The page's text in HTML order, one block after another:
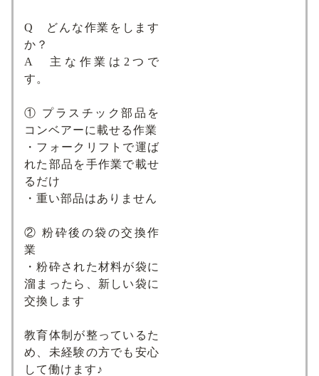
Q どんな作業をします
か？
A 主な作業は2つで
す。
① プラスチック部品を
コンベアーに載せる作業
・フォークリフトで運ば
れた部品を手作業で載せ
るだけ
・重い部品はありません
② 粉砕後の袋の交換作
業
・粉砕された材料が袋に
溜まったら、新しい袋に
交換します
教育体制が整っているた
め、未経験の方でも安心
して働けます♪